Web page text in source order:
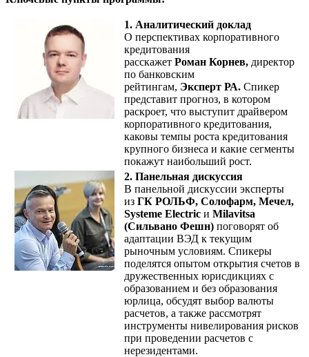
1. Аналитический доклад
О перспективах корпоративного
кредитования
расскажет Роман Корнев, директор
по банковским
рейтингам, Эксперт РА. Спикер
представит прогноз, в котором
раскроет, что выступит драйвером
корпоративного кредитования,
каковы темпы роста кредитования
крупного бизнеса и какие сегменты
покажут наибольший рост.
2. Панельная дискуссия
В панельной дискуссии эксперты
из ГК РОЛЬФ, Солофарм, Мечел,
Systeme Electric и Milavitsa
(Сильвано Фешн) поговорят об
адаптации ВЭД к текущим
рыночным условиям. Спикеры
поделятся опытом открытия счетов в
дружественных юрисдикциях с
образованием и без образования
юрлица, обсудят выбор валюты
расчетов, а также рассмотрят
инструменты нивелирования рисков
при проведении расчетов с
нерезидентами.